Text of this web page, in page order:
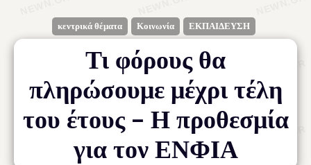
κεντρικά θέματα Κοινωνία ΕΚΠΑΙΔΕΥΣΗ
Τι φόρους θα
πληρώσουμε μέχρι τέλη
του έτους – Η προθεσμία
για τον ΕΝΦΙΑ